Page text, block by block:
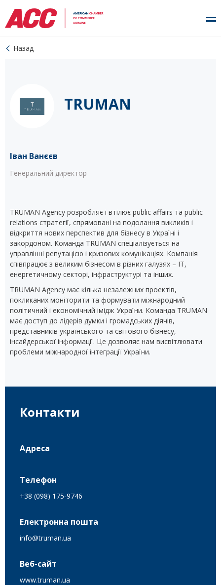
Назад
TRUMAN
Іван Ванєєв
Генеральний директор
TRUMAN Agency розробляє і втілює public affairs та public
relations стратегії, спрямовані на подолання викликів і
відкриття нових перспектив для бізнесу в Україні і
закордоном. Команда TRUMAN спеціалізується на
управлінні репутацією і кризових комунікаціях. Компанія
співпрацює з великим бізнесом в різних галузях – ІТ,
енергетичному секторі, інфраструктурі та інших.
TRUMAN Agency має кілька незалежних проектів,
покликаних моніторити та формувати міжнародний
політичний і економічний імідж України. Команда TRUMAN
має доступ до лідерів думки і громадських діячів,
представників українського та світового бізнесу,
інсайдерської інформації. Це дозволяє нам висвітлювати
проблеми міжнародної інтеграції України.
Контакти
Адреса
Телефон
+38 (098) 175-9746
Електронна пошта
info@truman.ua
Веб-сайт
www.truman.ua